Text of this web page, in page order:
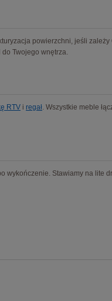
powierzchni, jeśli zależy
Twojego wnętrza.
RTV i regał . Wszystkie meble
wykończenie. Stawiamy na lite